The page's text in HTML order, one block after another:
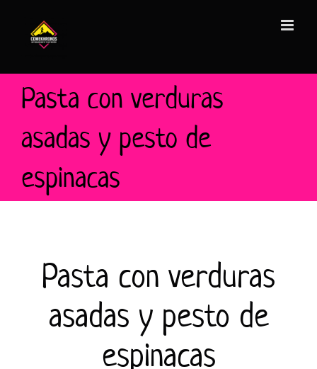
contenido
Pasta con verduras
asadas y pesto de
espinacas
Pasta con verduras
asadas y pesto de
espinacas